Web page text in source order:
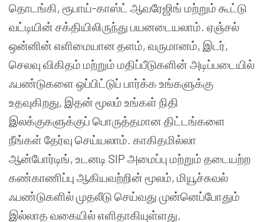
தொடங்கி, ரூபாய்-காஸ்ட் ஆவரேஜிங் மற்றும் கூட்டு
வட்டியின் சக்தியிலிருந்து பயனடையலாம். ஏஞ்சல்
ஒன்னின் எளிமையான தளம், வருமானம், இடர்,
செலவு விகிதம் மற்றும் மதிப்பீடுகளின் அடிப்படையில்
ஃபண்டுகளை ஒப்பிட்டுப் பார்க்க உங்களுக்கு
உதவுகிறது, இதன் மூலம் உங்கள் நிதி
இலக்குகளுக்குப் பொருத்தமான திட்டங்களை
நீங்கள் தேர்வு செய்யலாம். காகிதமில்லா
ஆன்போர்டிங், உடனடி SIP அமைப்பு மற்றும் தடையற்ற
கண்காணிப்பு ஆகியவற்றின் மூலம், மியூச்சுவல்
ஃபண்டுகளில் முதலீடு செய்வது முன்னெப்போதும்
இல்லாத வகையில் எளிதாகியுள்ளது.